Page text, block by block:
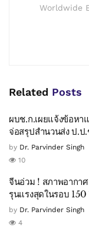
Worldwide
Related Posts
ผบช.ก.เผยแจ้งข้อหา
จ่อสรุปสำนวนส่ง ป.ป
by Dr. Parvinder Singh
10
จีนอ่วม ! สภาพอากา
รุนแรงสุดในรอบ 150
by Dr. Parvinder Singh
4